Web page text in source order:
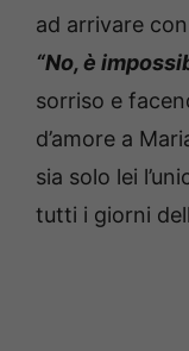
ad arrivare
“No, è
sorriso e
d’amore a
sia solo lei
tutti i giorni